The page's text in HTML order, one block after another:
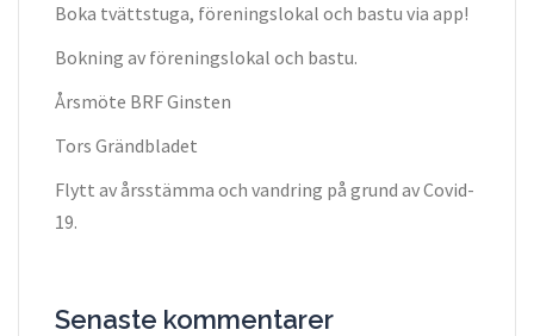
Boka tvättstuga, föreningslokal och bastu via app!
Bokning av föreningslokal och bastu.
Årsmöte BRF Ginsten
Tors Grändbladet
Flytt av årsstämma och vandring på grund av Covid-
19.
Senaste kommentarer